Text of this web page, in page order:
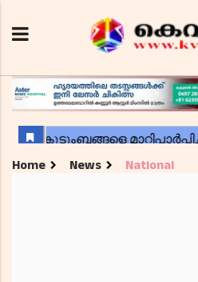
Home News National